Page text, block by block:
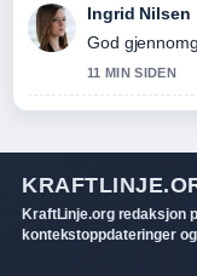
Ingrid Nilsen
God
11 MIN SIDEN
KraftLinje.org redaksjon
kontekstoppdateringer